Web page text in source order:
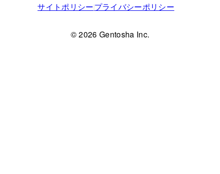
サイトポリシープライバシーポリシー
© 2026 Gentosha Inc.